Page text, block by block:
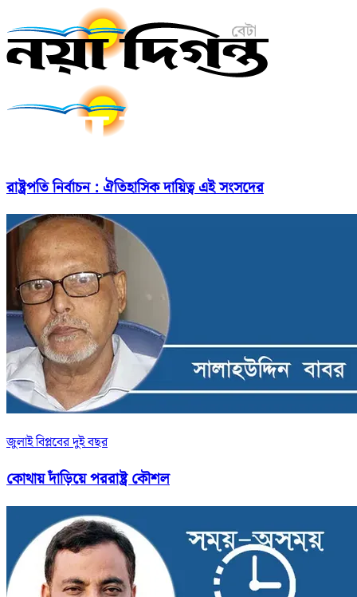
রাষ্ট্রপতি নির্বাচন : ঐতিহাসিক দায়িত্ব এই সংসদের
জুলাই বিপ্লবের দুই বছর
কোথায় দাঁড়িয়ে পররাষ্ট্র কৌশল